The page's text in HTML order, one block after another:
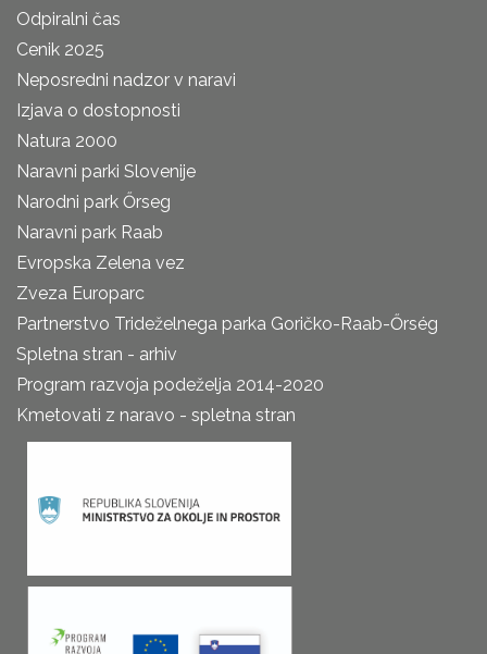
Odpiralni čas
Cenik 2025
Neposredni nadzor v naravi
Izjava o dostopnosti
Natura 2000
Naravni parki Slovenije
Narodni park Őrseg
Naravni park Raab
Evropska Zelena vez
Zveza Europarc
Partnerstvo Trideželnega parka Goričko-Raab-Őrség
Spletna stran - arhiv
Program razvoja podeželja 2014-2020
Kmetovati z naravo - spletna stran